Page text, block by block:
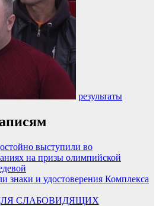
результаты
выступили во
на призы олимпийской
и удостоверения Комплекса
СЛАБОВИДЯЩИХ